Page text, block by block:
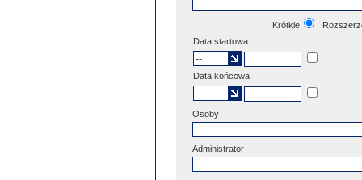
Krótkie
Data startowa
Data końcowa
Osoby
Administrator